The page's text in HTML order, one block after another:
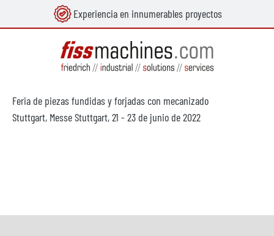
principal Experiencia en innumerables proyectos
Feria de piezas fundidas y forjadas con mecanizado
Stuttgart, Messe Stuttgart, 21 - 23 de junio de 2022